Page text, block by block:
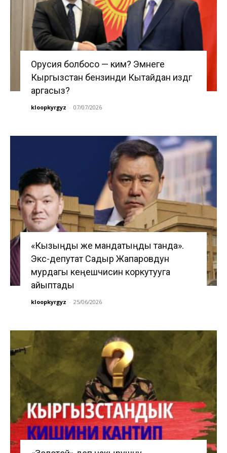
Орусия болбосо — ким? Эмнеге
Кыргызстан бензинди Кытайдан издөөгө
аргасыз?
kloopkyrgyz - 07/07/2026
«Кызыңды же мандатыңды танда».
Экс-депутат Садыр Жапаровдун
мурдагы кеңешчисин коркутууга
айыптады
kloopkyrgyz - 25/06/2026